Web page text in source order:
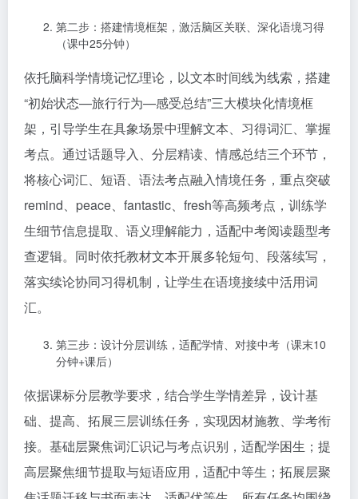
第二步：搭建情境框架，激活脑区关联、深化语境习得
（课中25分钟）
依托脑科学情境记忆理论，以文本时间线为线索，搭建
“初始状态—旅行行为—感受总结”三大模块化情境框
架，引导学生在具象场景中理解文本、习得词汇、掌握
考点。通过话题导入、分层精读、情感总结三个环节，
将核心词汇、短语、语法考点融入情境任务，重点突破
remind、peace、fantastic、fresh等高频考点，训练学
生细节信息提取、语义理解能力，适配中考阅读题型考
查逻辑。同时依托教材文本开展多轮短句、段落续写，
落实续论协同习得机制，让学生在语境接续中活用词
汇。
第三步：设计分层训练，适配学情、对接中考（课末10
分钟+课后）
依据课标分层教学要求，结合学生学情差异，设计基
础、提高、拓展三层训练任务，实现因材施教、学考衔
接。基础层聚焦词汇识记与考点识别，适配学困生；提
高层聚焦细节提取与短语应用，适配中等生；拓展层聚